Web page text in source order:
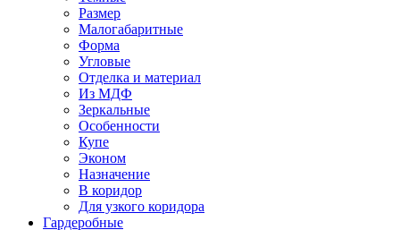
Размер
Малогабаритные
Форма
Угловые
Отделка и материал
Из МДФ
Зеркальные
Особенности
Купе
Эконом
Назначение
В коридор
Для узкого коридора
Гардеробные